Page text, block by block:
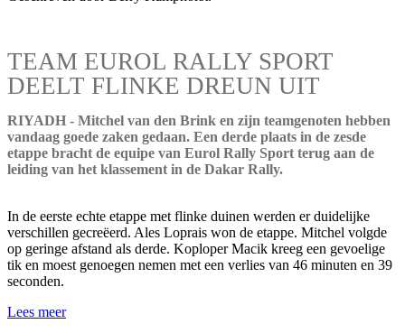
TEAM EUROL RALLY SPORT
DEELT FLINKE DREUN UIT
RIYADH - Mitchel van den Brink en zijn teamgenoten hebben
vandaag goede zaken gedaan. Een derde plaats in de zesde
etappe bracht de equipe van Eurol Rally Sport terug aan de
leiding van het klassement in de Dakar Rally.
In de eerste echte etappe met flinke duinen werden er duidelijke
verschillen gecreëerd. Ales Loprais won de etappe. Mitchel volgde
op geringe afstand als derde. Koploper Macik kreeg een gevoelige
tik en moest genoegen nemen met een verlies van 46 minuten en 39
seconden.
Lees meer